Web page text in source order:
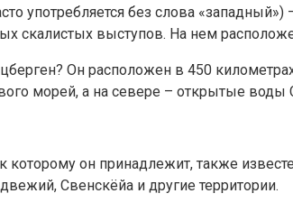
употребляется без слова
скалистых выступов. На нем
Он расположен в 450
морей, а на севере – открытые воды
он принадлежит, также
Свенскёйа и другие территории.